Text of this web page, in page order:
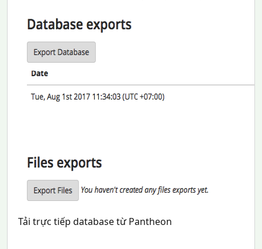
Tải trực tiếp database từ Pantheon